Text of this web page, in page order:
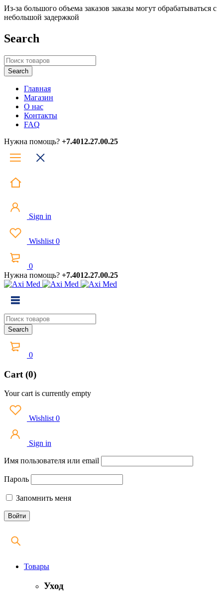
Из-за большого объема заказов заказы могут обрабатываться с
небольшой задержкой
Search
Главная
Магазин
О нас
Контакты
FAQ
Нужна помощь? +7.4012.27.00.25
Sign in
Wishlist 0
0
Нужна помощь? +7.4012.27.00.25
0
Cart (0)
Your cart is currently empty
Wishlist 0
Sign in
Имя пользователя или email
Пароль
Запомнить меня
Товары
Уход